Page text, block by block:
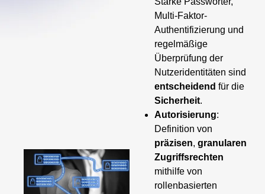
Multi-Faktor-
Authentifizierung und
regelmäßige
Überprüfung der
Nutzeridentitäten sind
entscheidend für die
Sicherheit.
Autorisierung:
Definition von
präzisen,granularen
Zugriffsrechten
mithilfe von
rollenbasierten